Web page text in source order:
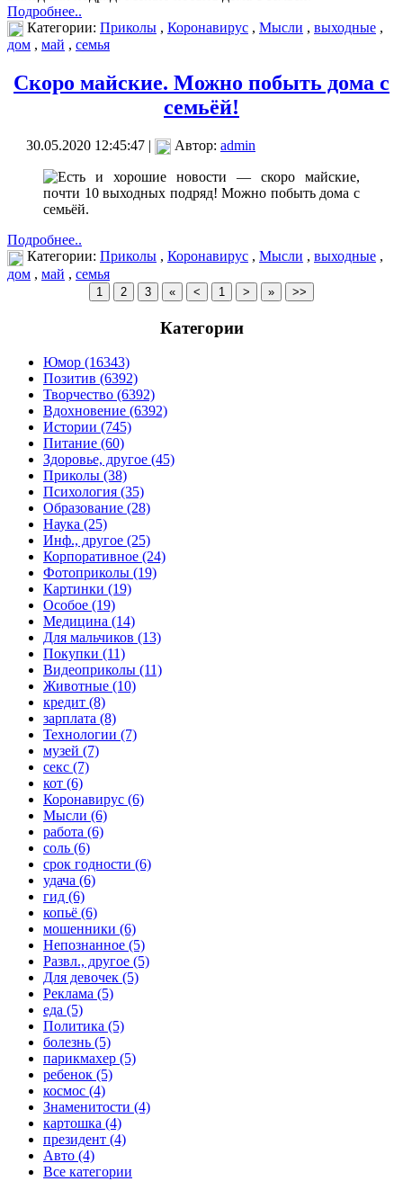
Подробнее..
Категории: Приколы , Коронавирус , Мысли , выходные ,
дом , май , семья
Скоро майские. Можно побыть дома с
семьёй!
30.05.2020 12:45:47 | Автор: admin
Подробнее..
Категории: Приколы , Коронавирус , Мысли , выходные ,
дом , май , семья
Категории
Юмор (16343)
Позитив (6392)
Творчество (6392)
Вдохновение (6392)
Истории (745)
Питание (60)
Здоровье, другое (45)
Приколы (38)
Психология (35)
Образование (28)
Наука (25)
Инф., другое (25)
Корпоративное (24)
Фотоприколы (19)
Картинки (19)
Особое (19)
Медицина (14)
Для мальчиков (13)
Покупки (11)
Видеоприколы (11)
Животные (10)
кредит (8)
зарплата (8)
Технологии (7)
музей (7)
секс (7)
кот (6)
Коронавирус (6)
Мысли (6)
работа (6)
соль (6)
срок годности (6)
удача (6)
гид (6)
копьё (6)
мошенники (6)
Непознанное (5)
Развл., другое (5)
Для девочек (5)
Реклама (5)
еда (5)
Политика (5)
болезнь (5)
парикмахер (5)
ребенок (5)
космос (4)
Знаменитости (4)
картошка (4)
президент (4)
Авто (4)
Все категории